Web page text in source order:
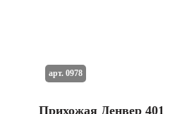
Прихожая Денвер 401
арт. 0978